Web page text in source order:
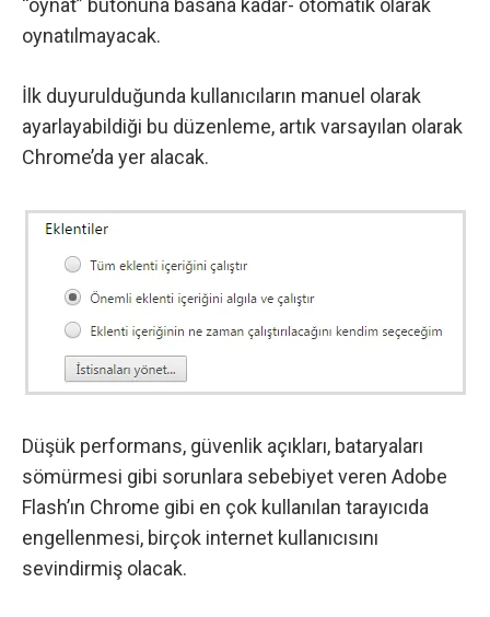
oynatılmayacak.
İlk duyurulduğunda kullanıcıların manuel olarak
ayarlayabildiği bu düzenleme, artık varsayılan olarak
Chrome’da yer alacak.
Düşük performans, güvenlik açıkları, bataryaları
sömürmesi gibi sorunlara sebebiyet veren Adobe
Flash’ın Chrome gibi en çok kullanılan tarayıcıda
engellenmesi, birçok internet kullanıcısını
sevindirmiş olacak.